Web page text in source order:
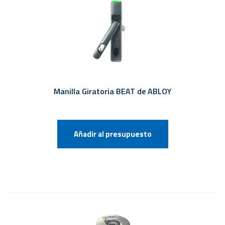
Manilla Giratoria BEAT de ABLOY
Añadir al presupuesto